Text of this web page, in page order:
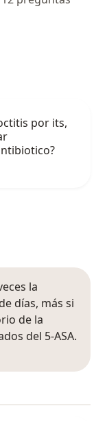
por its,
la
días, más si
de la
del 5-ASA.